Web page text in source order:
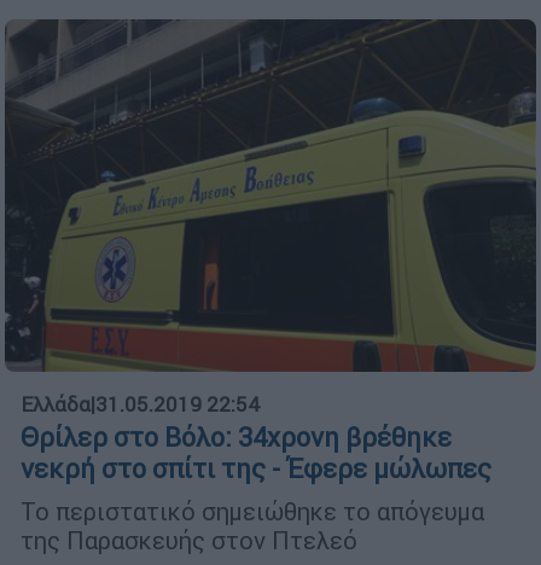
Ελλάδα|31.05.2019 22:54
Θρίλερ στο Βόλο: 34χρονη βρέθηκε
νεκρή στο σπίτι της - Έφερε μώλωπες
Το περιστατικό σημειώθηκε το απόγευμα
της Παρασκευής στον Πτελεό